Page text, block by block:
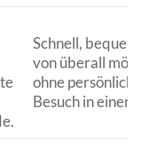
Schnell,
von überall
ohne
Besuch in einer